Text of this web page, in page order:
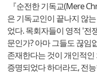
『순전한 기독교(Mere
은 기독교인이 끝나지 않
었다. 목회자들이 영적 '전
문인가? 아마 그들도 끊임
존재한다는 것이 개인적
증명되었다 하더라도, 전